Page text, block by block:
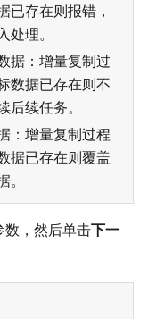
已存在则报错，
处理。
据：增量复制过
数据已存在则不
后续任务。
：增量复制过程
据已存在则覆盖
数，然后单击下一